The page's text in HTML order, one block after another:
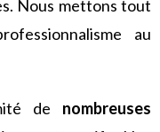
Nous mettons tout
au
de nombreuses